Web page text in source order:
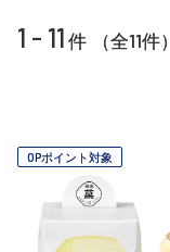
1 - 11 件 （全11件）
OPポイント対象